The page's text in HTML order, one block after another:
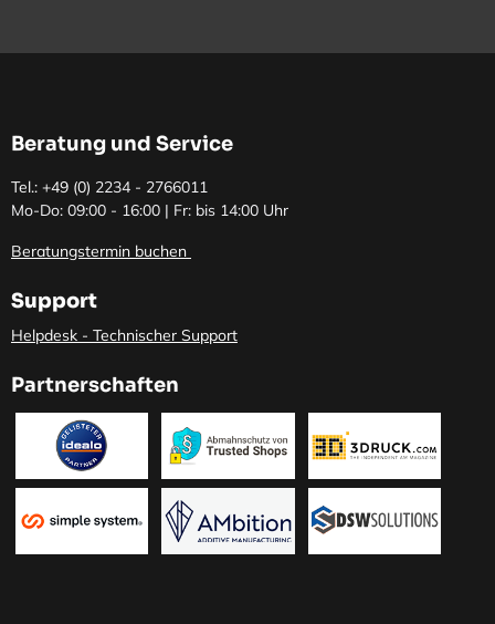
Beratung und Service
Tel.: +49 (0) 2234 - 2766011
Mo-Do: 09:00 - 16:00 | Fr: bis 14:00 Uhr
Beratungstermin buchen
Support
Helpdesk - Technischer Support
Partnerschaften